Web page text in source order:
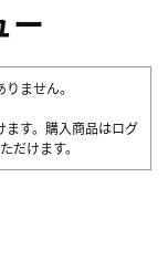
ー
ません。
ます。購入商品はログ
だけます。